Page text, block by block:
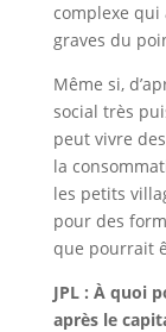
complexe qui
graves du
Même si,
social très
peut vivre
la
les petits
pour des
que pourrait
JPL : À quoi
après le